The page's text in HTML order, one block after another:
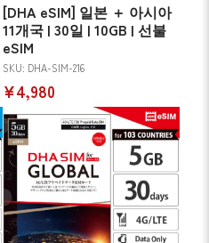
[DHA eSIM] 일본 ＋ 아시아
11개국 | 30일 | 10GB | 선불
eSIM
SKU: DHA-SIM-216
¥4,980